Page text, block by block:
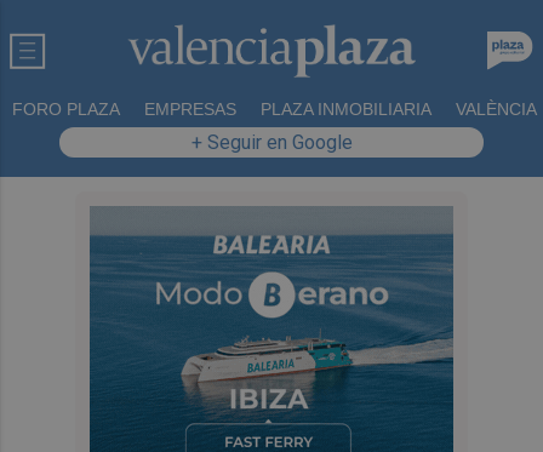
FORO PLAZA EMPRESAS PLAZA INMOBILIARIA VALÈNCIA
+ Seguir en Google